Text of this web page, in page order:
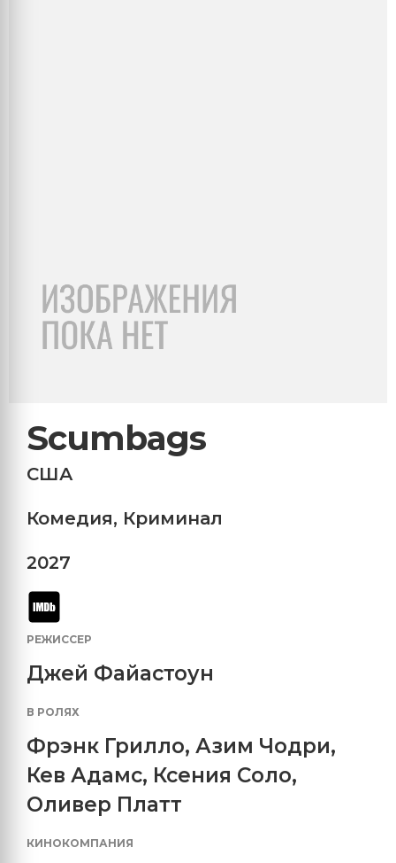
Scumbags
США
Комедия, Криминал
2027
РЕЖИССЕР
Джей Файастоун
В РОЛЯХ
Фрэнк Грилло, Азим Чодри,
Кев Адамс, Ксения Соло,
Оливер Платт
КИНОКОМПАНИЯ